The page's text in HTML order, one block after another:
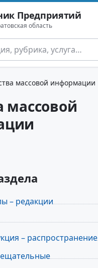
Предприятий
область
массовой информации
массовой
– редакции
– распространение